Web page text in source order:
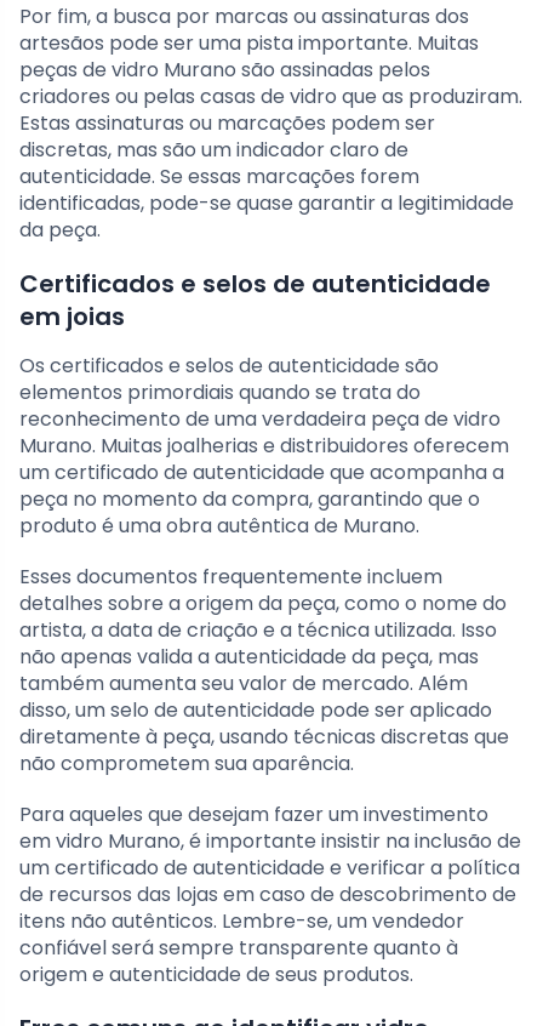
Por fim, a busca por marcas ou assinaturas dos
artesãos pode ser uma pista importante. Muitas
peças de vidro Murano são assinadas pelos
criadores ou pelas casas de vidro que as produziram.
Estas assinaturas ou marcações podem ser
discretas, mas são um indicador claro de
autenticidade. Se essas marcações forem
identificadas, pode-se quase garantir a legitimidade
da peça.
Certificados e selos de autenticidade
em joias
Os certificados e selos de autenticidade são
elementos primordiais quando se trata do
reconhecimento de uma verdadeira peça de vidro
Murano. Muitas joalherias e distribuidores oferecem
um certificado de autenticidade que acompanha a
peça no momento da compra, garantindo que o
produto é uma obra autêntica de Murano.
Esses documentos frequentemente incluem
detalhes sobre a origem da peça, como o nome do
artista, a data de criação e a técnica utilizada. Isso
não apenas valida a autenticidade da peça, mas
também aumenta seu valor de mercado. Além
disso, um selo de autenticidade pode ser aplicado
diretamente à peça, usando técnicas discretas que
não comprometem sua aparência.
Para aqueles que desejam fazer um investimento
em vidro Murano, é importante insistir na inclusão de
um certificado de autenticidade e verificar a política
de recursos das lojas em caso de descobrimento de
itens não autênticos. Lembre-se, um vendedor
confiável será sempre transparente quanto à
origem e autenticidade de seus produtos.